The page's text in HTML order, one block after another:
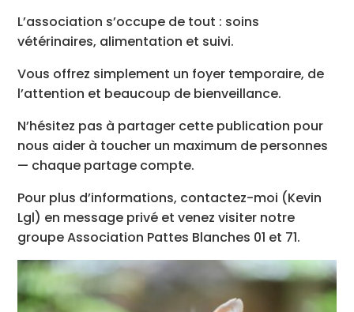
L’association s’occupe de tout : soins
vétérinaires, alimentation et suivi.
Vous offrez simplement un foyer temporaire, de
l’attention et beaucoup de bienveillance.
N’hésitez pas à partager cette publication pour
nous aider à toucher un maximum de personnes
— chaque partage compte.
Pour plus d’informations, contactez-moi (Kevin
Lgl) en message privé et venez visiter notre
groupe Association Pattes Blanches 01 et 71.